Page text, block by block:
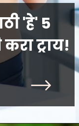
'हे' 5
ट्राय!